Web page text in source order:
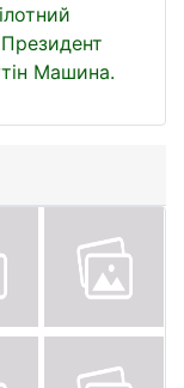
Президент
Машина.